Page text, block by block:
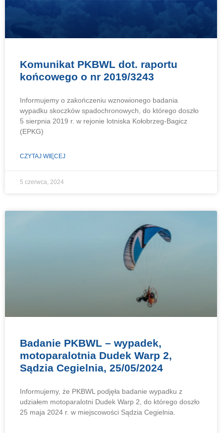
Komunikat PKBWL dot. raportu
końcowego o nr 2019/3243
Informujemy o zakończeniu wznowionego badania
wypadku skoczków spadochronowych, do którego doszło
5 sierpnia 2019 r. w rejonie lotniska Kołobrzeg-Bagicz
(EPKG)
CZYTAJ WIĘCEJ
5 czerwca, 2024
Badanie PKBWL – wypadek,
motoparalotnia Dudek Warp 2,
Sądzia Cegielnia, 25/05/2024
Informujemy, że PKBWL podjęła badanie wypadku z
udziałem motoparalotni Dudek Warp 2, do którego doszło
25 maja 2024 r. w miejscowości Sądzia Cegielnia.